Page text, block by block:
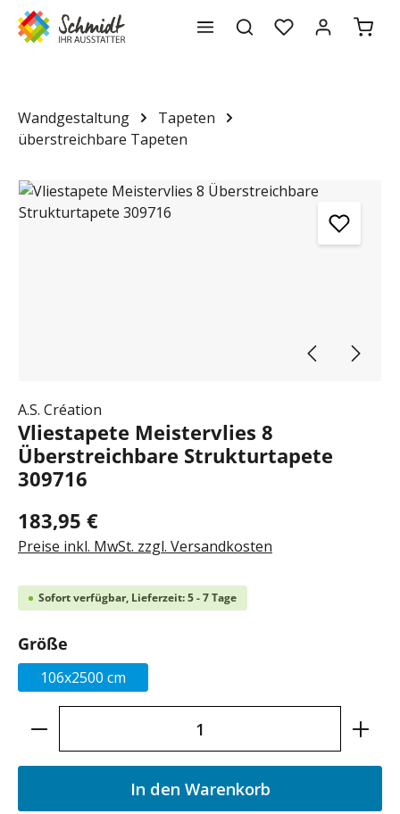
springen
Wandgestaltung
Tapeten
überstreichbare Tapeten
Bildergalerie überspringen
A.S. Création
Vliestapete Meistervlies 8
Überstreichbare Strukturtapete
309716
183,95 €
Preise inkl. MwSt. zzgl. Versandkosten
Sofort verfügbar, Lieferzeit: 5 - 7 Tage
Größe
106x2500 cm
Produkt Anzahl: Gib den gewünschten
In den Warenkorb